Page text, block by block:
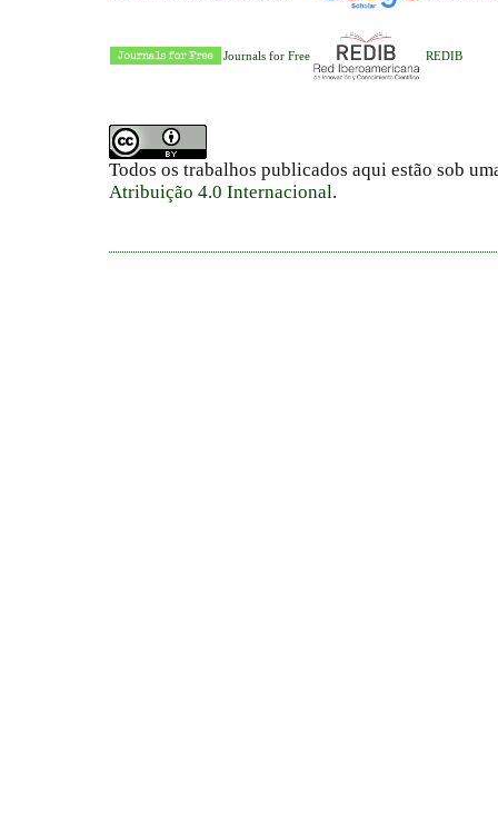
Journals for Free REDIB
Todos os trabalhos publicados aqui estão sob
Atribuição 4.0 Internacional.